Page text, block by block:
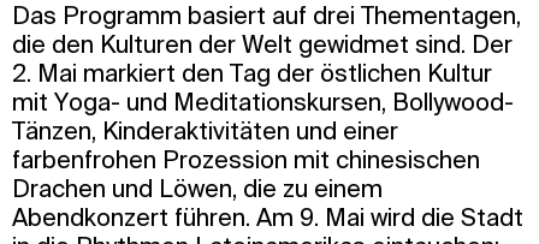
Das Programm basiert auf drei Thementagen,
die den Kulturen der Welt gewidmet sind. Der
2. Mai markiert den Tag der östlichen Kultur
mit Yoga- und Meditationskursen, Bollywood-
Tänzen, Kinderaktivitäten und einer
farbenfrohen Prozession mit chinesischen
Drachen und Löwen, die zu einem
Abendkonzert führen. Am 9. Mai wird die Stadt